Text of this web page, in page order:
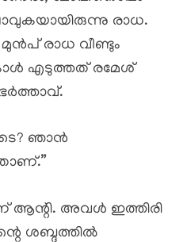
രാധ.
രാധ വീണ്ടും
എടുത്തത് രമേശ്
ഞാൻ
ആന്റി. അവൾ ഇത്തിരി
ശബ്ദത്തിൽ